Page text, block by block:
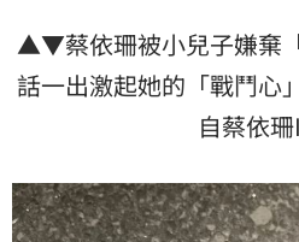
▲▼蔡依珊被小兒子嫌棄
話一出激起她的「戰鬥心
自蔡依珊